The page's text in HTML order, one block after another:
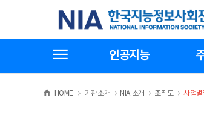
기
한국지능정보사회진흥원
인공지능
HOME >
기관소개 >NIA 소개 >
조직도 >
사업별